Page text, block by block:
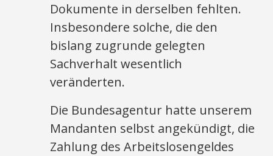
Dokumente in derselben fehlten.
Insbesondere solche, die den
bislang zugrunde gelegten
Sachverhalt wesentlich
veränderten.
Die Bundesagentur hatte unserem
Mandanten selbst angekündigt, die
Zahlung des Arbeitslosengeldes